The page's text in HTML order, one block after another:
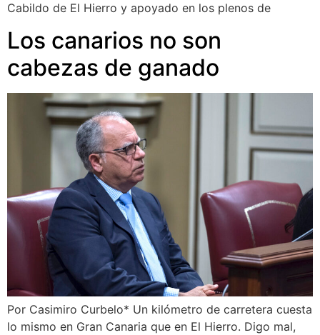
Cabildo de El Hierro y apoyado en los plenos de
Los canarios no son
cabezas de ganado
Por Casimiro Curbelo* Un kilómetro de carretera cuesta
lo mismo en Gran Canaria que en El Hierro. Digo mal,